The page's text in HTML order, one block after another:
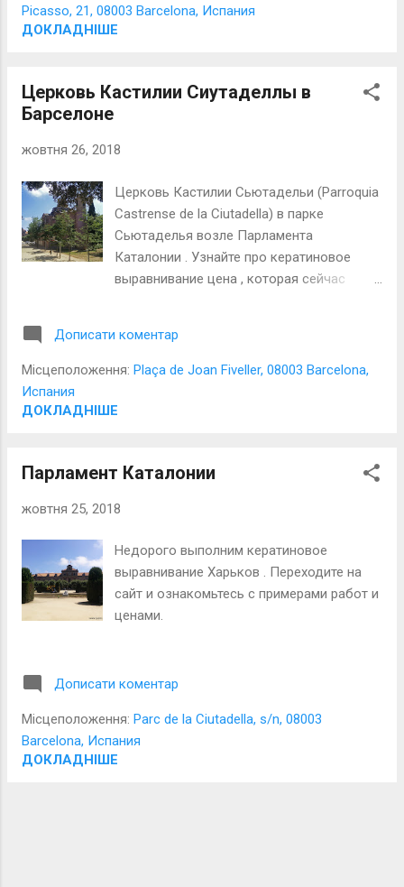
Picasso, 21, 08003 Barcelona, Испания
ДОКЛАДНІШЕ
Церковь Кастилии Сиутаделлы в
Барселоне
жовтня 26, 2018
Церковь Кастилии Сьютадельи (Parroquia
Castrense de la Ciutadella) в парке
Сьютаделья возле Парламента
Каталонии . Узнайте про кератиновое
выравнивание цена , которая сейчас
Дописати коментар
Місцеположення: Plaça de Joan Fiveller, 08003 Barcelona,
Испания
ДОКЛАДНІШЕ
Парламент Каталонии
жовтня 25, 2018
Недорого выполним кератиновое
выравнивание Харьков . Переходите на
сайт и ознакомьтесь с примерами работ и
ценами.
Дописати коментар
Місцеположення: Parc de la Ciutadella, s/n, 08003
Barcelona, Испания
ДОКЛАДНІШЕ